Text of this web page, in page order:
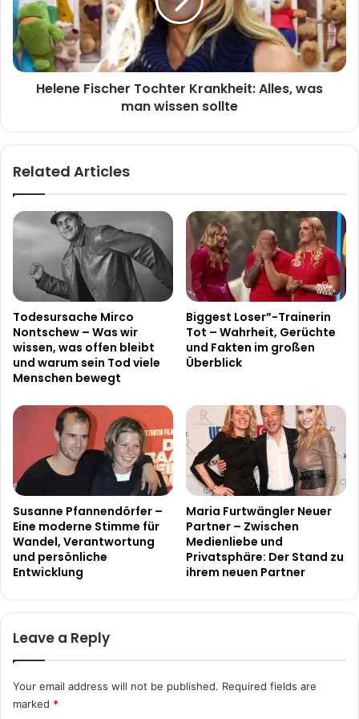
Alles,
was
man
wissen
sollte
Helene Fischer Tochter Krankheit: Alles, was
man wissen sollte
Related Articles
Todesursache Mirco
Nontschew – Was wir
wissen, was offen bleibt
und warum sein Tod viele
Menschen bewegt
Biggest Loser”-Trainerin
Tot – Wahrheit, Gerüchte
und Fakten im großen
Überblick
Susanne Pfannendörfer –
Eine moderne Stimme für
Wandel, Verantwortung
und persönliche
Entwicklung
Maria Furtwängler Neuer
Partner – Zwischen
Medienliebe und
Privatsphäre: Der Stand zu
ihrem neuen Partner
Leave a Reply
Your email address will not be published. Required fields are
marked *